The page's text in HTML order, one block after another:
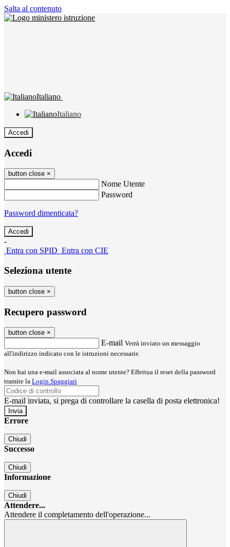
Salta al contenuto
Italiano
Italiano
Accedi
Accedi
button close ×
Nome Utente
Password
Password dimenticata?
-
Entra con SPID Entra con CIE
Seleziona utente
button close ×
Recupero password
button close ×
E-mail Verrà inviato un messaggio
all'indirizzo indicato con le istruzioni necessarie.
Non hai una e-mail associata al nome utente? Effettua il reset della password
tramite la Login Spaggiari
E-mail inviata, si prega di controllare la casella di posta elettronica!
Errore
Chiudi
Successo
Chiudi
Informazione
Chiudi
Attendere...
Attendere il completamento dell'operazione...